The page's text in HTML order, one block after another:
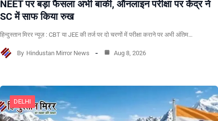
NEET पर बड़ा फैसला अभी बाकी, ऑनलाइन परीक्षा पर केंद्र ने
SC में साफ किया रुख
हिन्दुस्तान मिरर न्यूज़ : CBT या JEE की तर्ज पर दो चरणों में परीक्षा कराने पर अभी अंतिम…
By Hindustan Mirror News Aug 8, 2026
DELHI